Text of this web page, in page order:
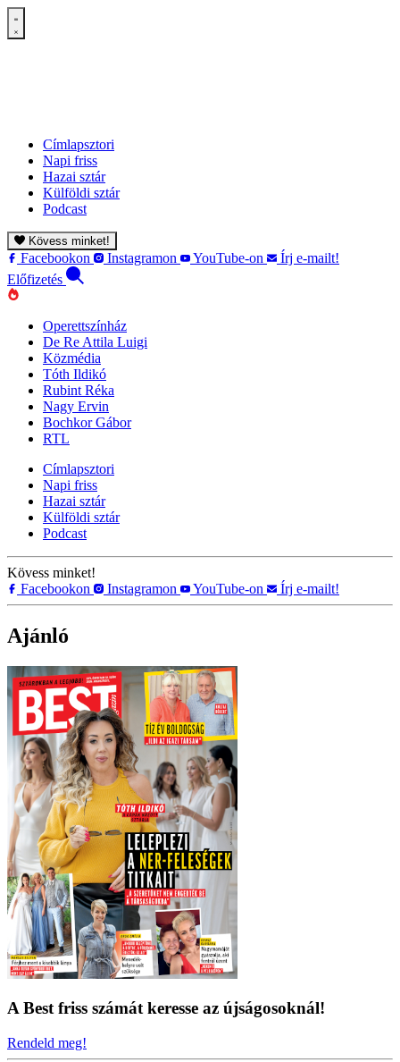
Címlapsztori
Napi friss
Hazai sztár
Külföldi sztár
Podcast
Kövess minket!
Facebookon Instagramon YouTube-on
Írj e-mailt!
Előfizetés
Operettszínház
De Re Attila Luigi
Közmédia
Tóth Ildikó
Rubint Réka
Nagy Ervin
Bochkor Gábor
RTL
Címlapsztori
Napi friss
Hazai sztár
Külföldi sztár
Podcast
Kövess minket!
Facebookon
Instagramon YouTube-on Írj e-mailt!
Ajánló
A Best friss számát keresse az újságosoknál!
Rendeld meg!